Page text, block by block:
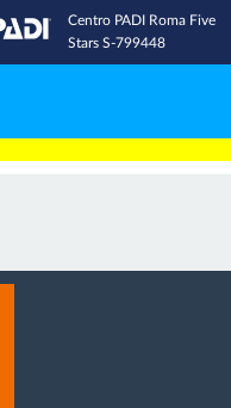
Centro PADI Roma Five
Stars S-799448
Inviaci una email